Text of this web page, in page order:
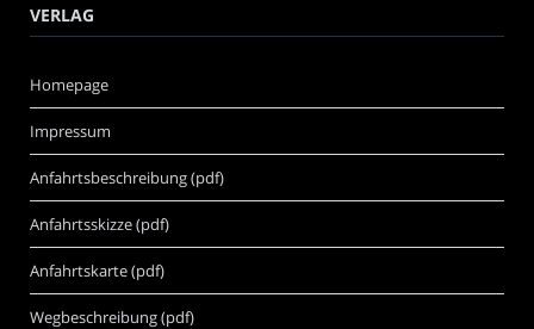
VERLAG
Homepage
Impressum
Anfahrtsbeschreibung (pdf)
Anfahrtsskizze (pdf)
Anfahrtskarte (pdf)
Wegbeschreibung (pdf)